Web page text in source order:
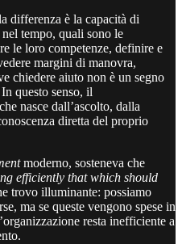
differenza è la capacità di
nel tempo, quali sono le
le loro competenze, definire e
margini di manovra,
chiedere aiuto non è un segno
questo senso, il
nasce dall’ascolto, dalla
diretta del proprio
moderno, sosteneva che
efficiently that which should
trovo illuminante: possiamo
ma se queste vengono spese in
resta inefficiente a